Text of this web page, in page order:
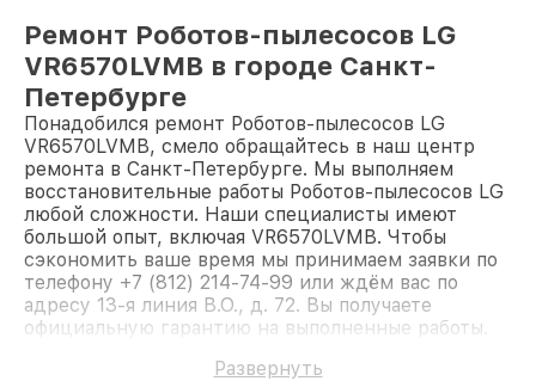
Ремонт Роботов-пылесосов LG
VR6570LVMB в городе Санкт-
Петербурге
Понадобился ремонт Роботов-пылесосов LG
VR6570LVMB, смело обращайтесь в наш центр
ремонта в Санкт-Петербурге. Мы выполняем
восстановительные работы Роботов-пылесосов LG
любой сложности. Наши специалисты имеют
большой опыт, включая VR6570LVMB. Чтобы
сэкономить ваше время мы принимаем заявки по
телефону +7 (812) 214-74-99 или ждём вас по
адресу 13-я линия В.О., д. 72. Вы получаете
официальную гарантию на выполненные работы.
Развернуть